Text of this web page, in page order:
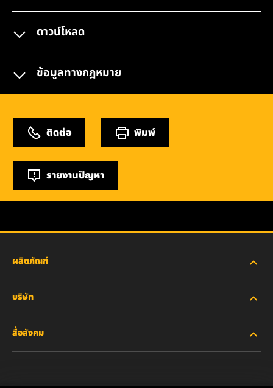
ดาวน์โหลด
ข้อมูลทางกฎหมาย
ติดต่อ พิมพ์
รายงานปัญหา
ผลิตภัณฑ์
รถยนต์ส่วนบุคคลและรถบรรทุกงานเบา
บริษัท
สื่อสังคม